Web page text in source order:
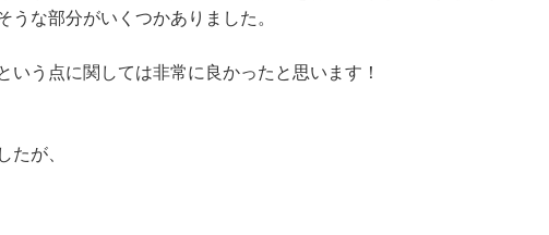
な部分がいくつかありました。
いう点に関しては非常に良かったと思います！
たが、